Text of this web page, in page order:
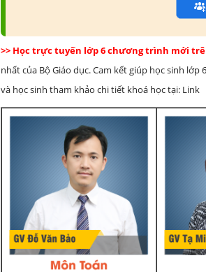
>> Học trực tuyến lớp 6 chương trình mới
nhất của Bộ Giáo dục. Cam kết giúp học sinh
và học sinh tham khảo chi tiết khoá học tại: Link